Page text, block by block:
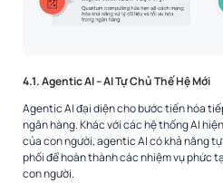
4.1. Agentic AI – AI Tự Chủ Thế Hệ Mới
Agentic AI đại diện cho bước tiến hóa
ngân hàng. Khác với các hệ thống AI
của con người, agentic AI có khả năng
phối để hoàn thành các nhiệm vụ phức
con người.